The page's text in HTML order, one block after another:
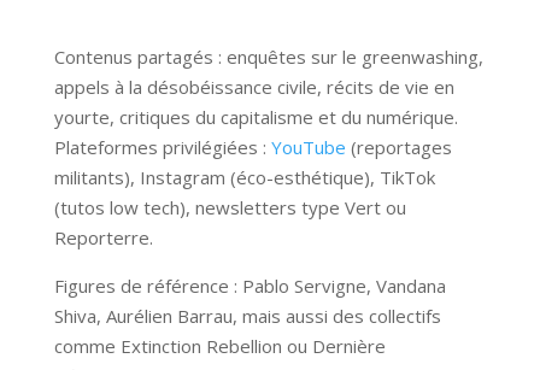
Contenus partagés : enquêtes sur le greenwashing,
appels à la désobéissance civile, récits de vie en
yourte, critiques du capitalisme et du numérique.
Plateformes privilégiées : YouTube (reportages
militants), Instagram (éco-esthétique), TikTok
(tutos low tech), newsletters type Vert ou
Reporterre.
Figures de référence : Pablo Servigne, Vandana
Shiva, Aurélien Barrau, mais aussi des collectifs
comme Extinction Rebellion ou Dernière